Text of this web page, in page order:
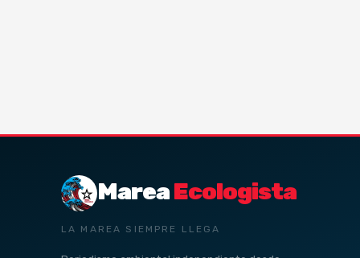
MareaEcologista
LA MAREA SIEMPRE LLEGA